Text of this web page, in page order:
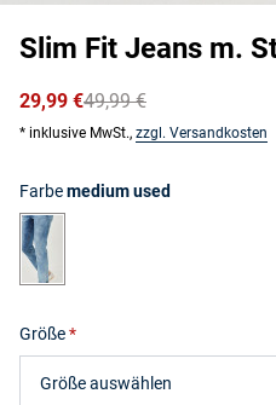
Slim Fit Jeans m.
49,99 €
29,99 €
* inklusive MwSt., zzgl. Versandkosten
Farbemedium used
medium used
Größe
Größe auswählen